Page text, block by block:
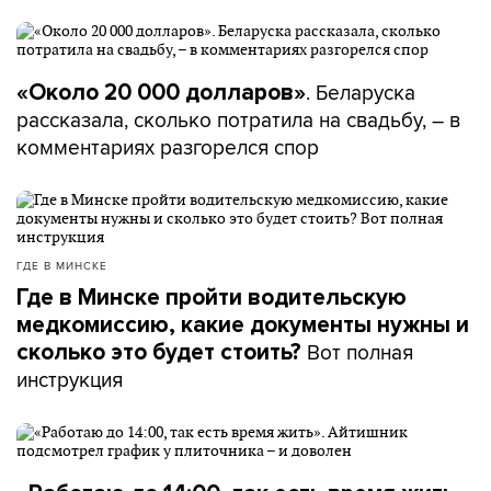
как она больше кормила растворимыми кашками, –
говорит Татьяна Артимович. – Я считала, что можно
сварить, мол, приготовить и покормить.
– Мама рассказывала, что в два месяца она уже
давала нам соки, – приводит пример Елена
Судиловская. – Я же своим детям до 6 месяцев
вообще ничего не давала, кроме смеси или молока
грудного.
– Вот, допустим, он сидит до последнего в том же
телефоне, потом бежит делать уроки, – приводит
другой пример Татьяна Артимович. – Я ему всегда
говорю: пожалуйста, сделай уроки и сиди хоть ты я
«Около 20 000 долларов». Беларуска
рассказала, сколько потратила на свадьбу, – в
комментариях разгорелся спор
ГДЕ В МИНСКЕ
Где в Минске пройти водительскую
медкомиссию, какие документы нужны и
сколько это будет стоить? Вот полная
инструкция